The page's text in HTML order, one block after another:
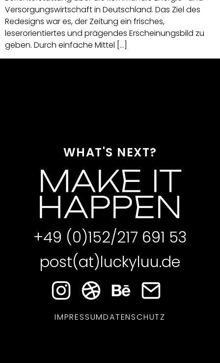
Versorgungswirtschaft in Deutschland. Das Ziel des
Redesigns war es, der Zeitung ein frisches,
leserorientiertes und prägendes Erscheinungsbild zu
geben. Durch einfache Mittel […]
WHAT'S NEXT?
MAKE IT
HAPPEN
+49 (0)152/217 691 53
post(at)luckyluu.de
IMPRESSUMDATENSCHUTZ